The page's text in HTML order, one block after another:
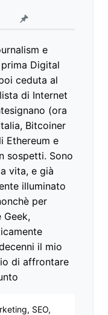
e
Digital
ceduta al
di Internet
(ora
Bitcoiner
Ethereum e
sospetti. Sono
vita, e già
illuminato
per
Geek,
il mio
di affrontare
SEO,